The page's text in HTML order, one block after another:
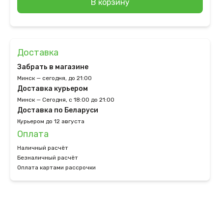
В корзину
Доставка
Забрать в магазине
Минск — сегодня, до 21:00
Доставка курьером
Минск — Сегодня, с 18:00 до 21:00
Доставка по Беларуси
Курьером до 12 августа
Оплата
Наличный расчёт
Безналичный расчёт
Оплата картами рассрочки